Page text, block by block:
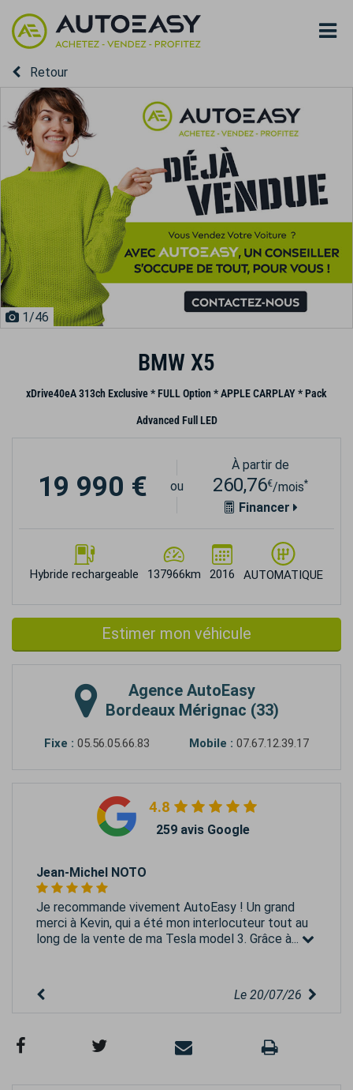
Retour
1/46
BMW X5
xDrive40eA 313ch Exclusive * FULL Option * APPLE CARPLAY * Pack
Advanced Full LED
Hybride rechargeable 137966km 2016 AUTOMATIQUE
19 990 € ou
À partir de
260,76€/mois*
Financer
Estimer mon véhicule
Agence AutoEasy
Bordeaux Mérignac (33)
Fixe : 05.56.05.66.83 Mobile : 07.67.12.39.17
4.8
259 avis Google
Jean-Michel NOTO
Je recommande vivement AutoEasy ! Un grand
merci à Kevin, qui a été mon interlocuteur tout au
long de la vente de ma Tesla model 3. Grâce à...
Le 20/07/26